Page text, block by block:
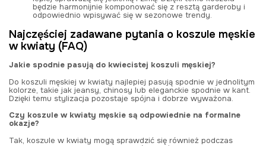
będzie harmonijnie komponować się z resztą garderoby i
odpowiednio wpisywać się w sezonowe trendy.
Najczęściej zadawane pytania o koszule męskie
w kwiaty (FAQ)
Jakie spodnie pasują do kwiecistej koszuli męskiej?
Do koszuli męskiej w kwiaty najlepiej pasują spodnie w jednolitym
kolorze, takie jak jeansy, chinosy lub eleganckie spodnie w kant.
Dzięki temu stylizacja pozostaje spójna i dobrze wyważona.
Czy koszule w kwiaty męskie są odpowiednie na formalne
okazje?
Tak, koszule w kwiaty mogą sprawdzić się również podczas